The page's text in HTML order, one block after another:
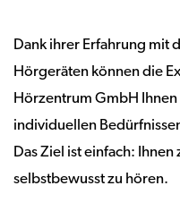
Dank ihrer Erfahrung mit
Hörgeräten können die
Hörzentrum GmbH
individuellen
Das Ziel ist einfach:
selbstbewusst zu hören.